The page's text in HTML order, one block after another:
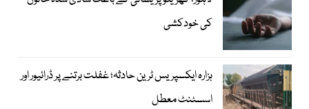
کی خودکشی
ہزارہ ایکسپریس ٹرین حادثہ؛ غفلت برتنے پر ڈرائیور اور
اسسٹنٹ معطل